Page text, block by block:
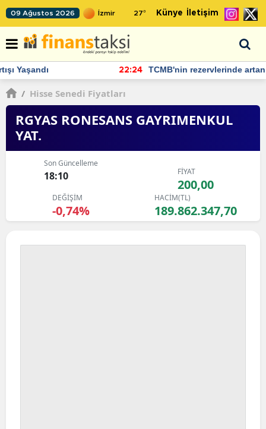
09 Ağustos 2026 27° Künye İletişim
22:24 TCMB'nin rezervlerinde artan momentum devam ediyor
/ Hisse Senedi Fiyatları
RGYAS RONESANS GAYRIMENKUL
YAT.
Son Güncelleme
18:10 FİYAT
200,00
DEĞİŞİM
-0,74%
HACİM(TL)
189.862.347,70